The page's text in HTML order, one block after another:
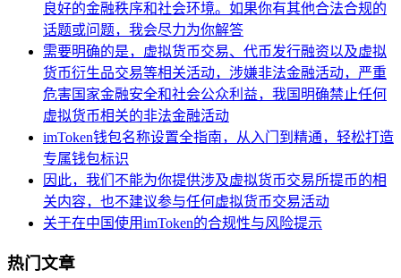
良好的金融秩序和社会环境。如果你有其他合法合规的
话题或问题，我会尽力为你解答
需要明确的是，虚拟货币交易、代币发行融资以及虚拟
货币衍生品交易等相关活动，涉嫌非法金融活动，严重
危害国家金融安全和社会公众利益，我国明确禁止任何
虚拟货币相关的非法金融活动
imToken钱包名称设置全指南，从入门到精通，轻松打造
专属钱包标识
因此，我们不能为你提供涉及虚拟货币交易所提币的相
关内容，也不建议参与任何虚拟货币交易活动
关于在中国使用imToken的合规性与风险提示
热门文章